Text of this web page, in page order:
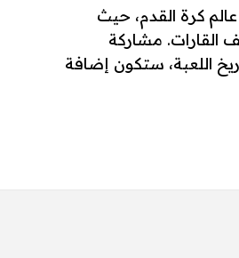
كرة القدم، حيث
مشاركة
اللعبة، ستكون إضافة